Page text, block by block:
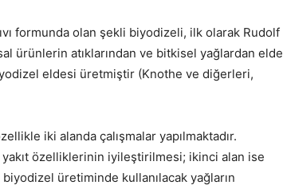
formunda olan şekli biyodizeli, ilk olarak Rudolf
ürünlerin atıklarından ve bitkisel yağlardan elde
eldesi üretmiştir (Knothe ve diğerleri,
iki alanda çalışmalar yapılmaktadır.
özelliklerinin iyileştirilmesi; ikinci alan ise
üretiminde kullanılacak yağların